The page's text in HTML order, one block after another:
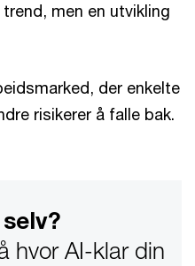
men en utvikling
der enkelte
risikerer å falle bak.
hvor AI-klar din